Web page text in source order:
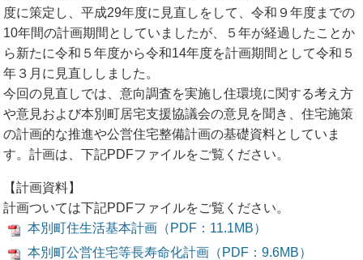
度に策定し、平成29年度に見直しをして、令和９年度までの
10年間の計画期間としていましたが、５年が経過したことか
ら新たに令和５年度から令和14年度を計画期間として令和５
年３月に見直ししました。
今回の見直しでは、意向調査を実施し住環境に関する考え方
や意見および本別町居宅支援協議会の意見を聞き、住宅施策
の計画的な推進や公営住宅整備計画の基礎資料としていま
す。計画は、下記PDFファイルをご覧ください。
【計画資料】
計画ついては下記PDFファイルをご覧ください。
本別町住生活基本計画（PDF：11.1MB）
本別町公営住宅等長寿命化計画（PDF：9.6MB）